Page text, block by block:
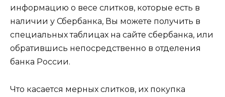
информацию о весе слитков, которые есть в
наличии у Сбербанка, Вы можете получить в
специальных таблицах на сайте сбербанка, или
обратившись непосредственно в отделения
банка России.
Что касается мерных слитков, их покупка